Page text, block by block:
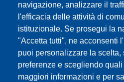
navigazione, analizzare il
l'efficacia delle attività di
istituzionale. Se prosegui la
"Accetta tutti", ne acconsenti
puoi personalizzare la scelta,
preferenze e scegliendo
maggiori informazioni e per
Moodle didattica online
Partita IVA: 00427620364
Dipartimento di Scienze Fisiche,